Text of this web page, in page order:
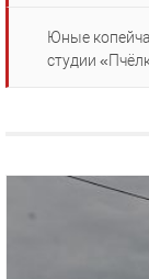
Юные
студии